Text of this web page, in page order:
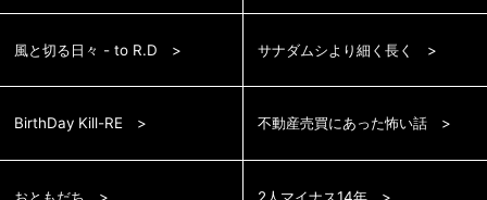
風と切る日々 - to R.D サナダムシより細く長く
BirthDay Kill-RE 不動産売買にあった怖い話
おともだち 2人マイナス14年